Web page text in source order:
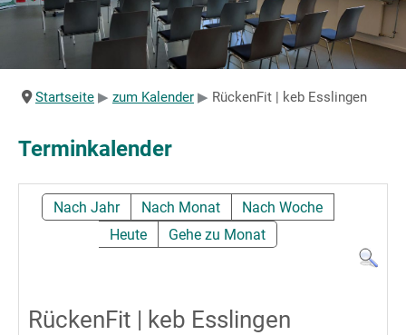
Startseite
Angebote
Sportpark
Startseite zum Kalender RückenFit | keb Esslingen
Terminkalender
Nach Jahr Nach Monat
Nach Woche
Heute
Gehe zu Monat
RückenFit | keb Esslingen